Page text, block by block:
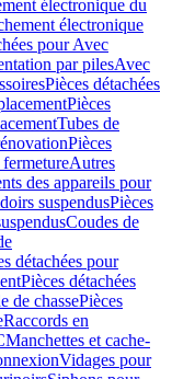
électronique du
électronique
pour Avec
par pilesAvec
Pièces détachées
Pièces
Tubes de
Pièces
fermetureAutres
des appareils pour
suspendusPièces
Coudes de
détachées pour
Pièces détachées
de chassePièces
Raccords en
Manchettes et cache-
Vidages pour